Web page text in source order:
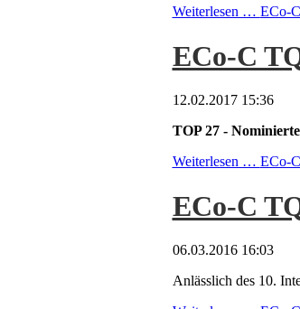
Weiterlesen … ECo-
ECo-C
12.02.2017 15:36
TOP 27 -
Weiterlesen … ECo-
ECo-C
06.03.2016 16:03
Anlässlich des 10.